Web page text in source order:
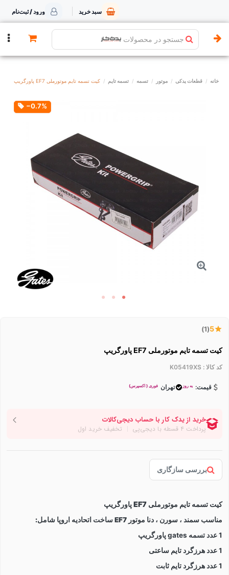
سبد خرید ورود / ثبت‌نام
جستجو در محصولات
خانه قطعات یدکی موتور تسمه تسمه تایم کیت تسمه تایم موتورملی EF7 پاورگریپ
‎−0.7%
5
(1)
کیت تسمه تایم موتورملی EF7 پاورگریپ
کد کالا : K05419XS
قیمت: به روز تهران فوری ( اکسپرس)
بررسی سازگاری
کیت تسمه تایم موتورملی EF7 پاورگریپ
مناسب سمند ، سورن ، دنا موتور EF7 ساخت اتحادیه اروپا شامل:
1 عدد تسمه gates پاورگریپ
1 عدد هرزگرد تایم ساعتی
1 عدد هرزگرد تایم ثابت